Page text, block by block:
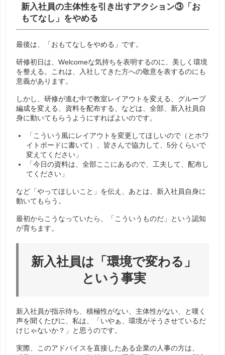
新入社員の主体性を引き出すアクション③「お
もてなし」をやめる
最後は、「おもてなしをやめる」です。
研修初日は、Welcomeな気持ちを表明するのに、美しく環境
を整える。これは、入社してきた方への敬意を表するのにも
意義があります。
しかし、研修が進む中で教室レイアウトを変える、グループ
編成を変える、資料を配布する、などは、全部、新入社員自
身に動いてもらうようにすればよいのです。
「こういう風にレイアウトを変更してほしいので（とホワ
イトボードに書いて）、皆さんで協力して、5分くらいで
変えてください」
「今日の資料は、全部ここにあるので、工夫して、配布し
てください」
など「やってほしいこと」を伝え、あとは、新入社員自身に
動いてもらう。
最初からこうなっていたら、「こういうものだ」という認知
が育ちます。
新入社員は「環境で変わる」
という事実
新入社員が指示待ち、積極性がない、主体性がない、と嘆く
声を聞くたびに、私は、「いやぁ、環境がそうさせているだ
けじゃないか？」と思うのです。
実際、このアドバイスを直接したある企業の人事の方は、